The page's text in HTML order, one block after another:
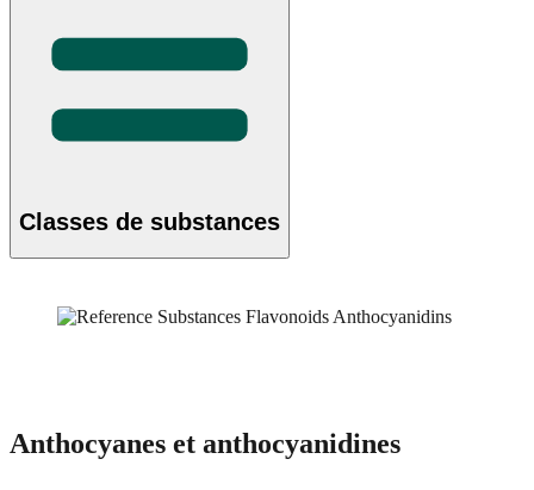
Classes de substances
Anthocyanes et anthocyanidines